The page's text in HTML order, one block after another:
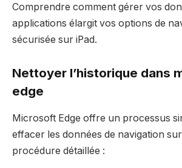
Comprendre comment gérer vos
applications élargit vos options de
sécurisée sur iPad.
Nettoyer l’historique dans
edge
Microsoft Edge offre un processus
effacer les données de navigation sur
procédure détaillée :